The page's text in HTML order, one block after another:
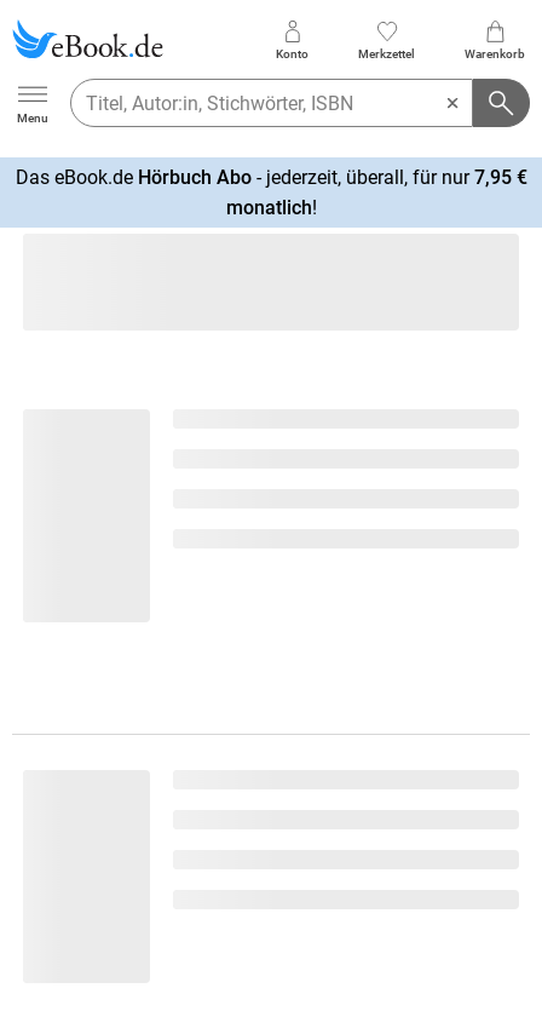
Ebook.de
Menu
Konto Merkzettel Warenkorb
Das eBook.de Hörbuch Abo- jederzeit, überall, für nur7,95 €
monatlich!